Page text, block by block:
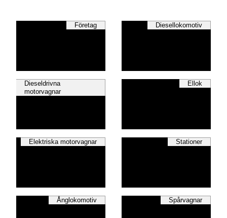
Företag Diesellokomotiv
Dieseldrivna
motorvagnar
Ellok
Elektriska motorvagnar Stationer
Ånglokomotiv Spårvagnar